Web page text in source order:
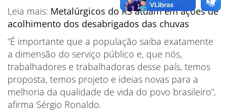
Leia mais: Metalúrgicos do RS atuam em ações de
acolhimento dos desabrigados das chuvas
“É importante que a população saiba exatamente
a dimensão do serviço público e, que nós,
trabalhadores e trabalhadoras desse país, temos
proposta, temos projeto e ideias novas para a
melhoria da qualidade de vida do povo brasileiro”,
afirma Sérgio Ronaldo.